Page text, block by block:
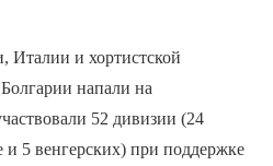
Италии и хортистской
напали на
52 дивизии (24
и 5 венгерских) при поддержке